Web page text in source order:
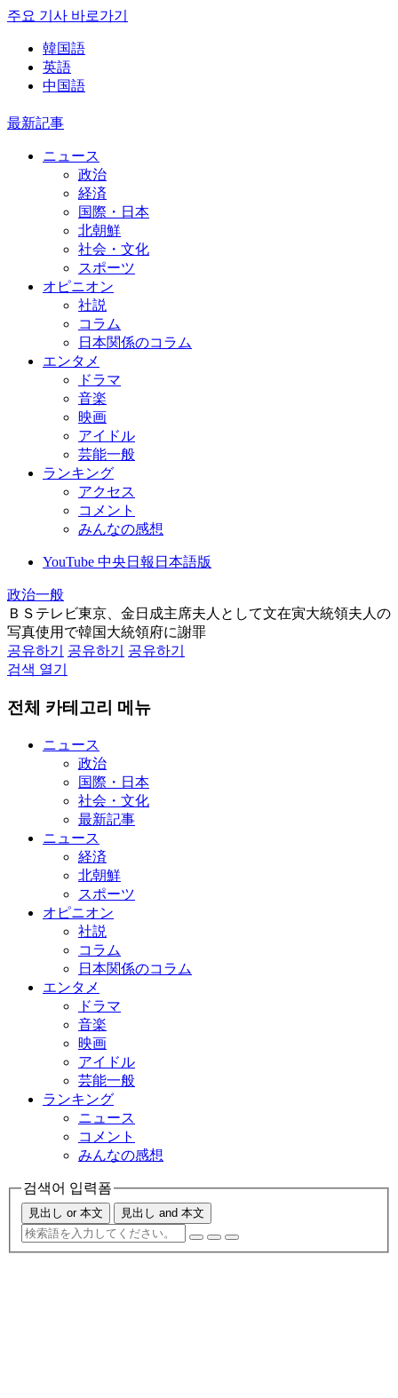
주요 기사 바로가기
韓国語
英語
中国語
最新記事
ニュース
政治
経済
国際・日本
北朝鮮
社会・文化
スポーツ
オピニオン
社説
コラム
日本関係のコラム
エンタメ
ドラマ
音楽
映画
アイドル
芸能一般
ランキング
アクセス
コメント
みんなの感想
YouTube 中央日報日本語版
政治一般
ＢＳテレビ東京、金日成主席夫人として文在寅大統領夫人の
写真使用で韓国大統領府に謝罪
공유하기
공유하기
공유하기
검색 열기
전체 카테고리 메뉴
ニュース
政治
国際・日本
社会・文化
最新記事
ニュース
経済
北朝鮮
スポーツ
オピニオン
社説
コラム
日本関係のコラム
エンタメ
ドラマ
音楽
映画
アイドル
芸能一般
ランキング
ニュース
コメント
みんなの感想
검색어 입력폼
見出し or 本文 見出し and 本文